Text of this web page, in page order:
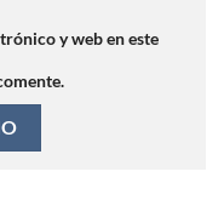
y web en este